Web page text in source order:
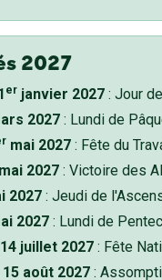
2027
er janvier 2027 : Jour
2027 : Lundi de
mai 2027 : Fête du
2027 : Victoire des
2027 : Jeudi de
2027 : Lundi de
juillet 2027 : Fête
août 2027 :